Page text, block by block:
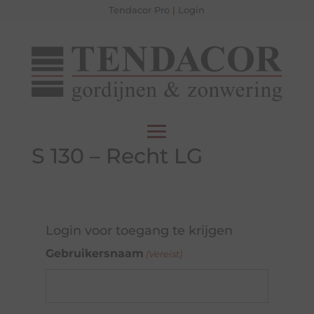
Tendacor Pro | Login
S 130 – Recht LG
Login voor toegang te krijgen
Gebruikersnaam (Vereist)